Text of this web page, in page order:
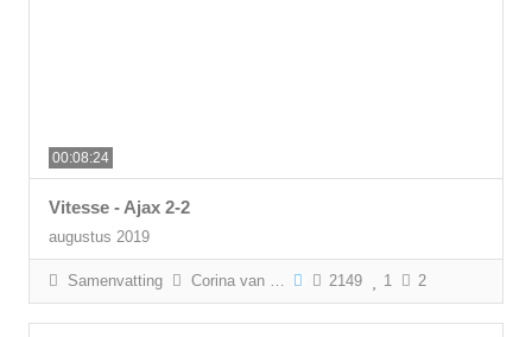
00:08:24
Vitesse - Ajax 2-2
augustus 2019
Samenvatting Corina van Kreij 2149 1 2